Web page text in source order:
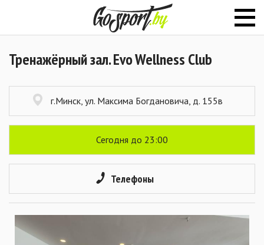
Тренажёрный зал. Evo Wellness Club
г.Минск, ул. Максима Богдановича, д. 155в
Сегодня до 23:00
Телефоны